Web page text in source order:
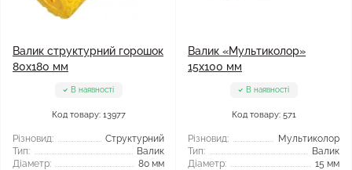
Валик структурний горошок
80x180 мм
В наявності
Код товару: 13977
Різновид:
Структурний
Тип:
Валик
Діаметр:
80 мм
Валик «Мультиколор»
15x100 мм
В наявності
Код товару: 571
Різновид:
Мультиколор
Тип:
Валик
Діаметр:
15 мм